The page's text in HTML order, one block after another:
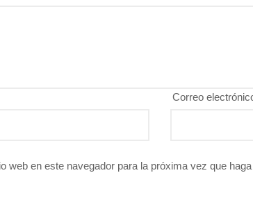
Correo
web en este navegador para la próxima vez que